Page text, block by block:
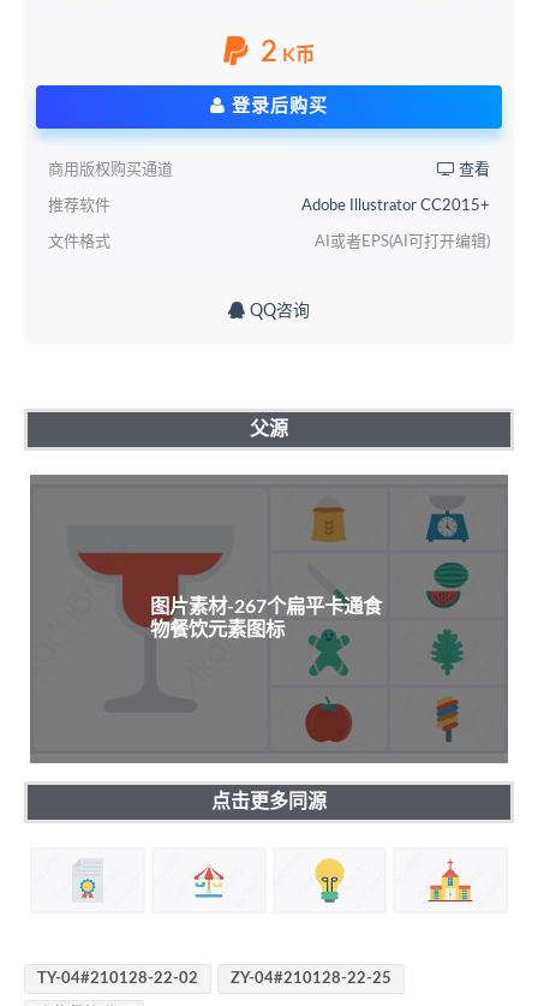
2 K币
登录后购买
商用版权购买通道 查看
推荐软件 Adobe Illustrator CC2015+
文件格式 AI或者EPS(AI可打开编辑)
QQ咨询
父源
图片素材-267个扁平卡通食
物餐饮元素图标
点击更多同源
TY-04#210128-22-02 ZY-04#210128-22-25